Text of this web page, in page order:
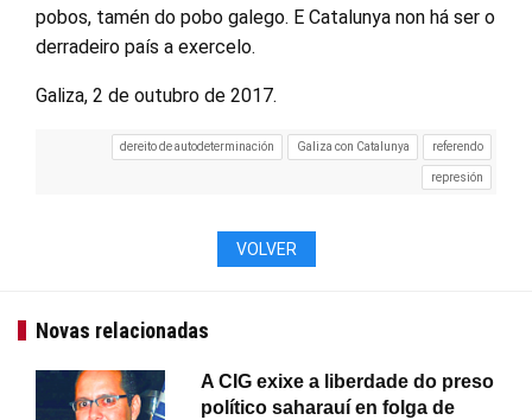
pobos, tamén do pobo galego. E Catalunya non há ser o
derradeiro país a exercelo.
Galiza, 2 de outubro de 2017.
dereito de autodeterminación Galiza con Catalunya referendo
represión
VOLVER
Novas relacionadas
A CIG exixe a liberdade do preso
político saharauí en folga de